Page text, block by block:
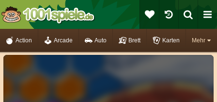
Mehr
Action Arcade Auto Brett Karten